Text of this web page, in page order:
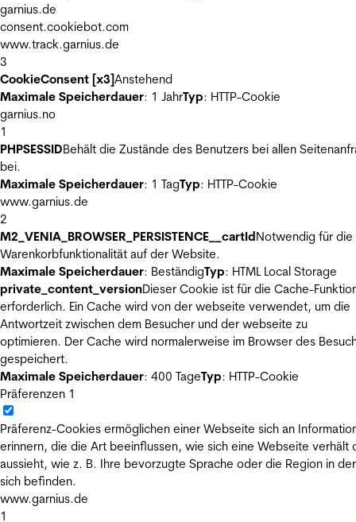
garnius.de
consent.cookiebot.com
www.track.garnius.de
3
CookieConsent [x3]Anstehend
Maximale Speicherdauer: 1 JahrTyp: HTTP-Cookie
garnius.no
1
PHPSESSIDBehält die Zustände des Benutzers bei allen
bei.
Maximale Speicherdauer: 1 TagTyp: HTTP-Cookie
www.garnius.de
2
M2_VENIA_BROWSER_PERSISTENCE__cartIdNotwendig für die
Warenkorbfunktionalität auf der Website.
Maximale Speicherdauer: BeständigTyp: HTML Local Storage
private_content_versionDieser Cookie ist für die Cache-
erforderlich. Ein Cache wird von der webseite verwendet, um die
Antwortzeit zwischen dem Besucher und der webseite zu
optimieren. Der Cache wird normalerweise im Browser des
gespeichert.
Maximale Speicherdauer: 400 TageTyp: HTTP-Cookie
Präferenzen 1
Präferenz-Cookies ermöglichen einer Webseite sich an
erinnern, die die Art beeinflussen, wie sich eine Webseite verhält
aussieht, wie z. B. Ihre bevorzugte Sprache oder die Region in
sich befinden.
www.garnius.de
1